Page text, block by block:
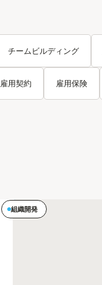
チームビルディング
雇用契約 雇用保険
組織開発